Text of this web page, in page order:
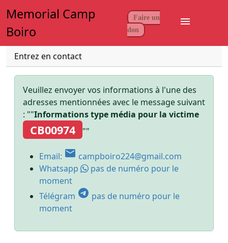
Memorial Camp
Boiro
Faire un
don
menu
Entrez en contact
Veuillez envoyer vos informations à l'une des
adresses mentionnées avec le message suivant
: ""Informations type média pour la victime
CB00974 ""
Email: email campboiro224@gmail.com
Whatsapp
pas de numéro pour le
moment
Télégram telegram pas de numéro pour le
moment